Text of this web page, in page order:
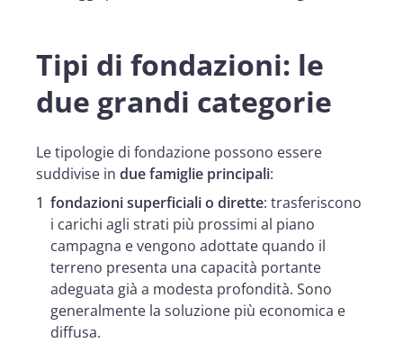
Tipi di fondazioni: le
due grandi categorie
Le tipologie di fondazione possono essere
suddivise in due famiglie principali:
fondazioni superficiali o dirette: trasferiscono
i carichi agli strati più prossimi al piano
campagna e vengono adottate quando il
terreno presenta una capacità portante
adeguata già a modesta profondità. Sono
generalmente la soluzione più economica e
diffusa.